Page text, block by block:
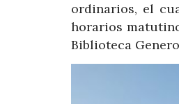
ordinarios, el
horarios
Biblioteca